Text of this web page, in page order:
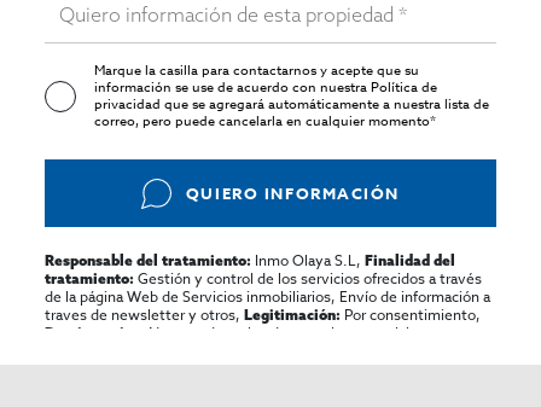
Marque la casilla para contactarnos y acepte que su
información se use de acuerdo con nuestraPolítica de
privacidadque se agregará automáticamente a nuestra lista de
correo, pero puede cancelarla en cualquier momento*
QUIERO INFORMACIÓN
Responsable del tratamiento: Inmo Olaya S.L,Finalidad del
tratamiento: Gestión y control de los servicios ofrecidos a través
de la página Web de Servicios inmobiliarios, Envío de información a
traves de newsletter y otros,Legitimación: Por consentimiento,
Destinatarios:
No se cederan los datos, salvo para elaborar
rectificar y suprimir los datos, solicitar la portabilidad de los